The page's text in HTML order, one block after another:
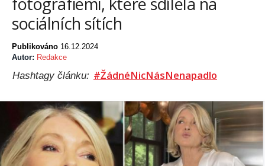
sociálních sítích
Publikováno 16.12.2024
Autor: Redakce
Hashtagy článku: #ŽádnéNicNásNenapadlo